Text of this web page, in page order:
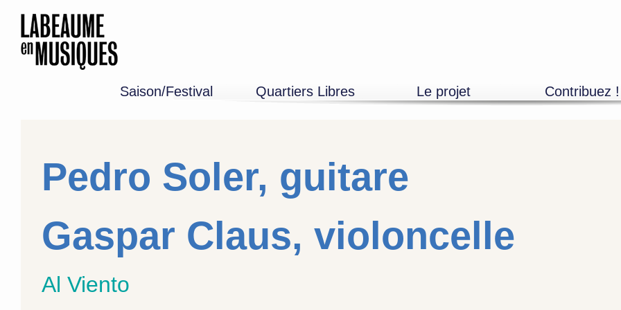
Saison/Festival Quartiers Libres Le projet Contribuez !
Pedro Soler, guitare
Gaspar Claus, violoncelle
Al Viento